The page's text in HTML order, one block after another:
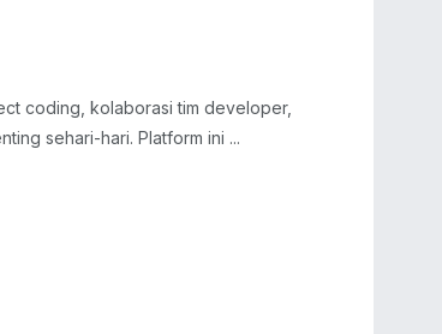
coding, kolaborasi tim developer,
sehari-hari. Platform ini ...